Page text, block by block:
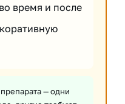
время и после
препарата — одни